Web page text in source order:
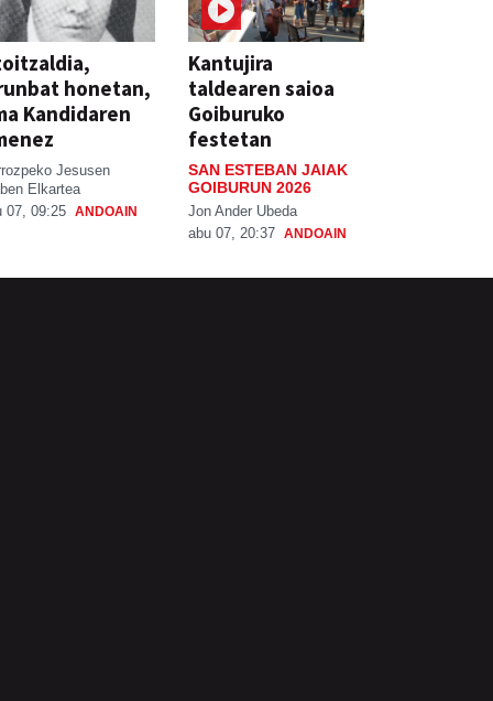
honetan,
Kandidaren
Jesusen
Elkartea
07, 09:25 ANDOAIN
Kantujira
taldearen saioa
Goiburuko
festetan
SAN ESTEBAN JAIAK
GOIBURUN 2026
Jon Ander Ubeda
abu 07, 20:37 ANDOAIN